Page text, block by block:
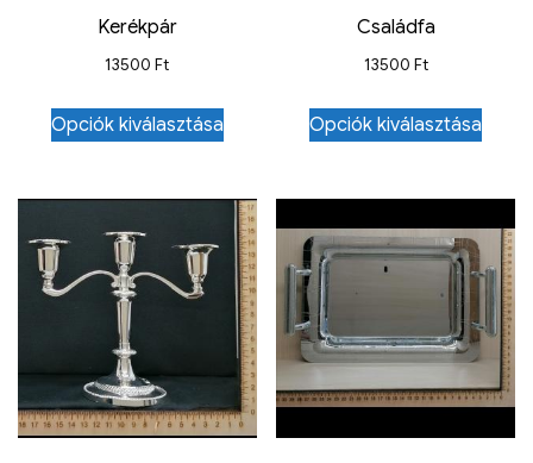
Kerékpár
13500Ft
Opciók kiválasztása
Családfa
13500 Ft
Opciók kiválasztása